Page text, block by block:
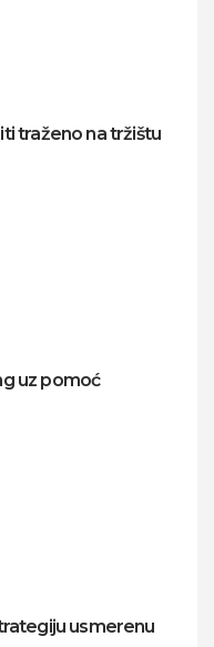
traženo na tržištu
uz pomoć
usmerenu